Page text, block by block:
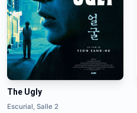
The Ugly
Escurial, Salle 2